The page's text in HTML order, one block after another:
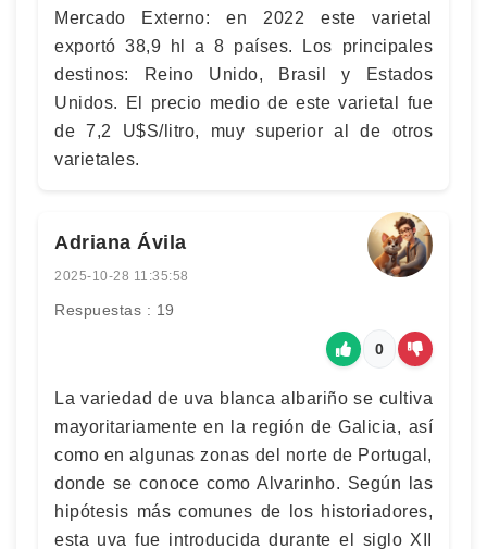
Mercado Externo: en 2022 este varietal
exportó 38,9 hl a 8 países. Los principales
destinos: Reino Unido, Brasil y Estados
Unidos. El precio medio de este varietal fue
de 7,2 U$S/litro, muy superior al de otros
varietales.
Adriana Ávila
2025-10-28 11:35:58
Respuestas : 19
0
La variedad de uva blanca albariño se cultiva
mayoritariamente en la región de Galicia, así
como en algunas zonas del norte de Portugal,
donde se conoce como Alvarinho. Según las
hipótesis más comunes de los historiadores,
esta uva fue introducida durante el siglo XII